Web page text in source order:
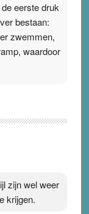
eerste druk
bestaan:
zwemmen,
waardoor
te verlagen
heeft zo’n
meer
zijn wel weer
krijgen.